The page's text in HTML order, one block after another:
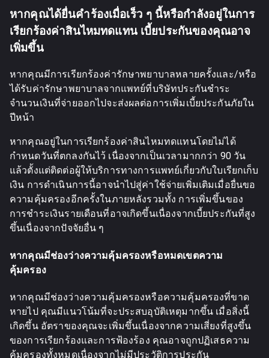
หากคุณได้ยื่นคำร้องเมื่อเร็ว ๆ นี้หรือกำลังอยู่ในการ
เรียกร้องค่าสินไหมทดแทน เบี้ยประกันของคุณอาจ
เพิ่มขึ้น
หากคุณมีการเรียกร้องค่ารักษาพยาบาลหลายครั้งและ/หรือ
ได้รับค่ารักษาพยาบาลจากแพทย์ที่บริษัทประกันชำระ
จำนวนเงินที่จ่ายออกไปจะส่งผลต่อการเพิ่มเบี้ยประกันภัยใน
ปีหน้า
หากคุณอยู่ในการเรียกร้องค่าสินไหมทดแทนโดยไม่ได้
กำหนดวันที่ตกลงกันไว้ เนื่องจากเป็นเวลามากกว่า 90 วัน
แล้วตั้งแต่ติดต่อผู้ให้บริการทางการแพทย์เกี่ยวกับใบเรียกเก็บ
เงิน การดำเนินการนี้อาจนำไปสู่ค่าใช้จ่ายเพิ่มเติมเมื่อยื่นขอ
ความคุ้มครองอีกครั้งในภายหลังรวมทั้ง การเพิ่มขึ้นของ
การชำระเงินรายเดือนที่อาจเกิดขึ้นเนื่องจากเบี้ยประกันที่สูง
ขึ้นเนื่องจากปัจจัยอื่น ๆ
หากคุณมีช่องว่างความคุ้มครองหรือหมดเขตความ
คุ้มครอง
หากคุณมีช่องว่างความคุ้มครองหรือความคุ้มครองที่ขาด
หายไป คุณมีแนวโน้มที่จะประสบอุบัติเหตุมากขึ้น เมื่อสิ่งนี้
เกิดขึ้น อัตราของคุณจะเพิ่มขึ้นเนื่องจากความเสี่ยงที่สูงขึ้น
ของการเรียกร้องและการฟ้องร้อง คุณอาจถูกปฏิเสธความ
คุ้มครองทั้งหมดเนื่องจากไม่มีประวัติการประกัน